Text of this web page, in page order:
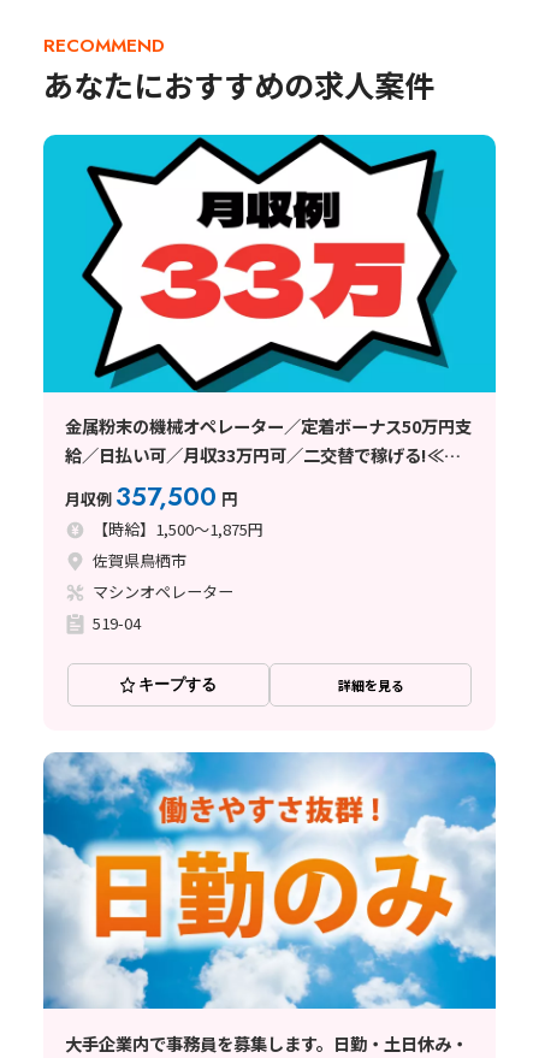
RECOMMEND
あなたにおすすめの求人案件
金属粉末の機械オペレーター／定着ボーナス50万円支
給／日払い可／月収33万円可／二交替で稼げる!≪佐
賀県鳥栖市≫
月収例 357,500 円
【時給】1,500～1,875円
佐賀県鳥栖市
マシンオペレーター
519-04
キープする 詳細を見る
大手企業内で事務員を募集します。日勤・土日休み・